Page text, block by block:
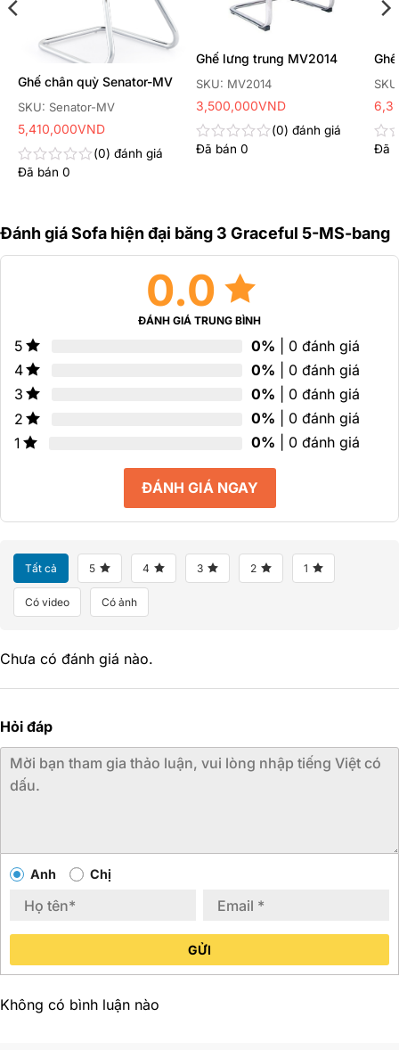
SKU: Senator-MV
Ghế chân quỳ Senator-MV
Được
5
0
đánh giá
Đã bán 0
5,410,000VND
SKU: MV2014
Ghế lưng trung MV2014
Được
0
đánh giá
Đã bán 0
3,500,000VND
Đã
Đánh giá Sofa hiện đại băng 3 Graceful 5-MS-bang
0.0
ĐÁNH GIÁ TRUNG BÌNH
5 0% | 0 đánh giá
4
0% | 0 đánh giá
3
0% | 0 đánh giá
2
0% | 0 đánh giá
1
0% | 0 đánh giá
ĐÁNH GIÁ NGAY
Tất cả 5 4 3 2 1
Có video Có ảnh
Chưa có đánh giá nào.
Hỏi đáp
Anh Chị
GỬI
Không có bình luận nào